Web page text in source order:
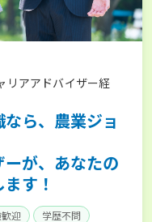
リアアドバイザー経
ら、農業ジョ
が、あなたの
す！
迎 学歴不問